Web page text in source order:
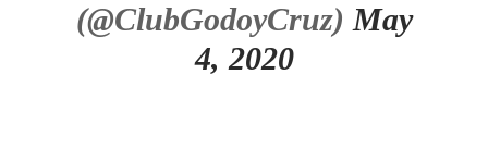
(@ClubGodoyCruz) May
4, 2020